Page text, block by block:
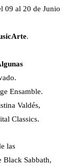
09 al 20 de Junio
.
Ensamble.
Valdés,
Classics.
las
Black Sabbath,